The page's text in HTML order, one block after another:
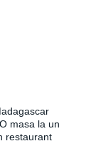
masa la un
restaurant